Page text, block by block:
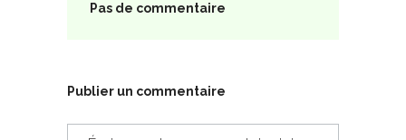
Pas de commentaire
Publier un commentaire